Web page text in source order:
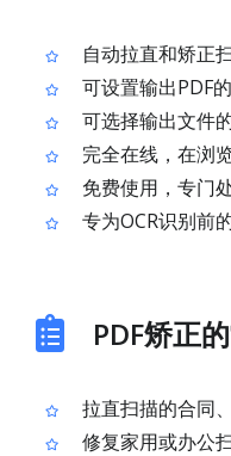
自动拉直和矫正
可设置输出PDF
可选择输出文件
完全在线，在浏
免费使用，专门
专为OCR识别前
PDF矫正
拉直扫描的合同
修复家用或办公